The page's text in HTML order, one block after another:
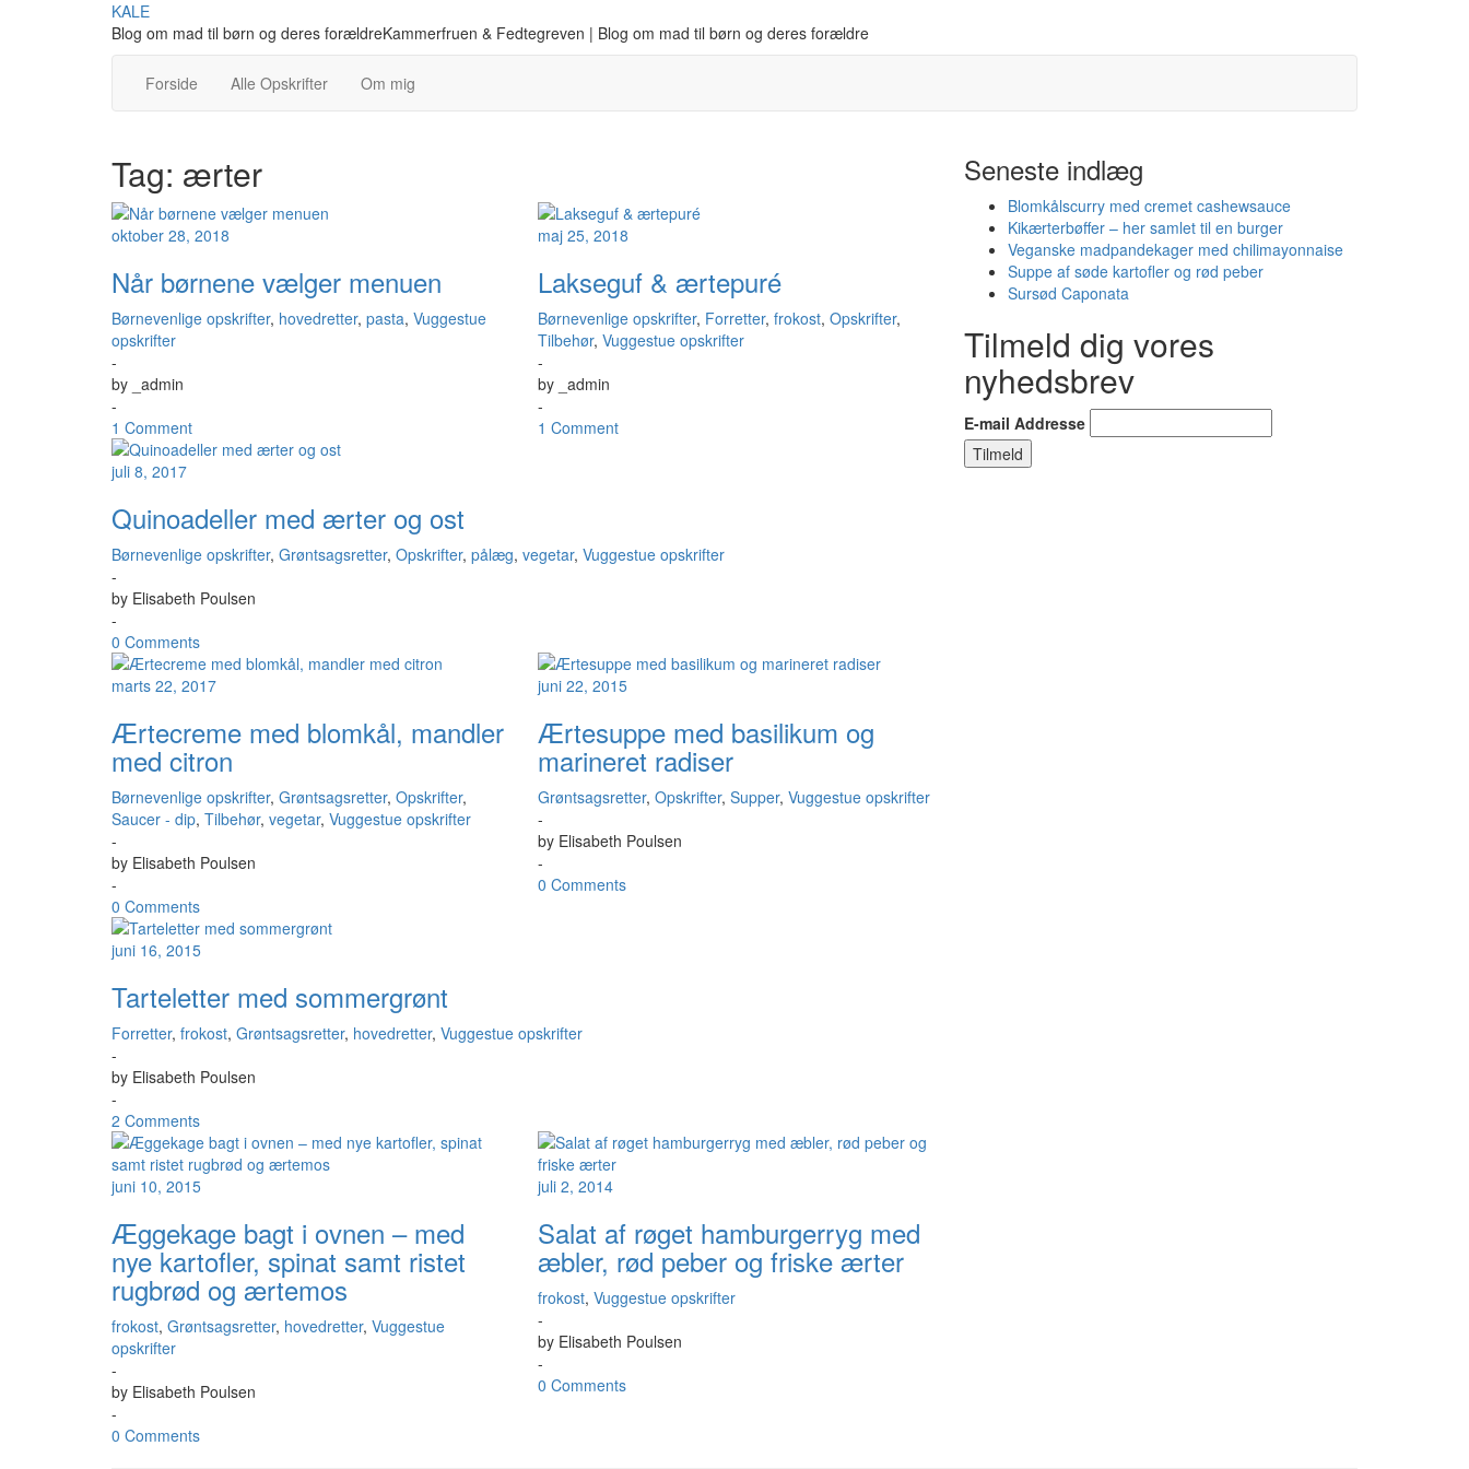
KALE
Blog om mad til børn og deres forældreKammerfruen & Fedtegreven | Blog om mad til børn og deres forældre
Forside Alle Opskrifter Om mig
Tag: ærter
oktober 28, 2018
Når børnene vælger menuen
Børnevenlige opskrifter, hovedretter, pasta, Vuggestue
opskrifter
-
by _admin
-
1 Comment
maj 25, 2018
Lakseguf & ærtepuré
Børnevenlige opskrifter, Forretter, frokost, Opskrifter,
Tilbehør, Vuggestue opskrifter
-
by _admin
-
1 Comment
juli 8, 2017
Quinoadeller med ærter og ost
Børnevenlige opskrifter, Grøntsagsretter, Opskrifter, pålæg, vegetar, Vuggestue opskrifter
-
by Elisabeth Poulsen
-
0 Comments
marts 22, 2017
Ærtecreme med blomkål, mandler
med citron
Børnevenlige opskrifter, Grøntsagsretter, Opskrifter,
Saucer - dip, Tilbehør, vegetar, Vuggestue opskrifter
-
by Elisabeth Poulsen
-
0 Comments
juni 22, 2015
Ærtesuppe med basilikum og
marineret radiser
Grøntsagsretter, Opskrifter, Supper, Vuggestue opskrifter
-
by Elisabeth Poulsen
-
0 Comments
juni 16, 2015
Tarteletter med sommergrønt
Forretter, frokost, Grøntsagsretter, hovedretter, Vuggestue opskrifter
-
by Elisabeth Poulsen
-
2 Comments
juni 10, 2015
Æggekage bagt i ovnen – med
nye kartofler, spinat samt ristet
rugbrød og ærtemos
frokost, Grøntsagsretter, hovedretter, Vuggestue
opskrifter
-
by Elisabeth Poulsen
-
0 Comments
juli 2, 2014
Salat af røget hamburgerryg med
æbler, rød peber og friske ærter
frokost, Vuggestue opskrifter
-
by Elisabeth Poulsen
-
0 Comments
Seneste indlæg
Blomkålscurry med cremet cashewsauce
Kikærterbøffer – her samlet til en burger
Veganske madpandekager med chilimayonnaise
Suppe af søde kartofler og rød peber
Sursød Caponata
Tilmeld dig vores
nyhedsbrev
E-mail Addresse